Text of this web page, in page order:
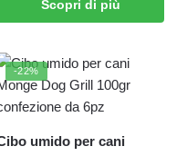
Scopri di più
-22%
umido per cani